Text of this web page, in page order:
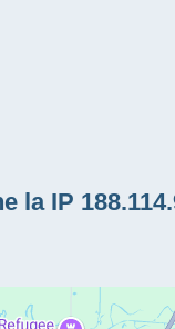
la IP